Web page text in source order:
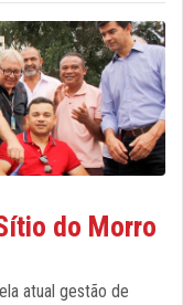
do Morro
atual gestão de